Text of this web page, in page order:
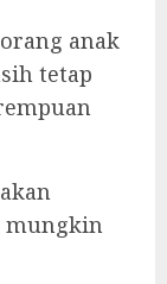
anak
tetap
mungkin